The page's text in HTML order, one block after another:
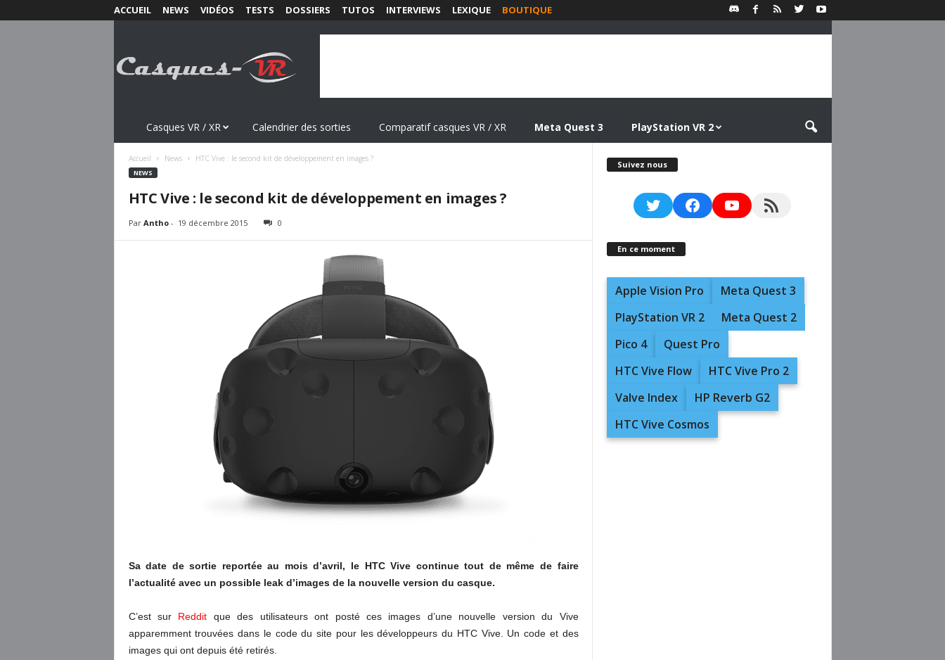
ACCUEIL NEWS VIDÉOS TESTS DOSSIERS TUTOS INTERVIEWS LEXIQUE BOUTIQUE
s
Casques VR / XR Calendrier des sorties Comparatif casques VR / XR Meta Quest 3 PlayStation VR 2
Accueil News HTC Vive : le second kit de développement en images ?
NEWS
HTC Vive : le second kit de développement en images ?
Par Antho- 19 décembre 2015 0
Sa date de sortie reportée au mois d’avril, le HTC Vive continue tout de même de faire
l’actualité avec un possible leak d’images de la nouvelle version du casque.
C’est sur Reddit que des utilisateurs ont posté ces images d’une nouvelle version du Vive
apparemment trouvées dans le code du site pour les développeurs du HTC Vive. Un code et des
images qui ont depuis été retirés.
Suivez nous
TwitterFacebookYouTubeRSS Feed
En ce moment
Apple Vision Pro
Meta Quest 3
PlayStation VR 2
Meta Quest 2
Pico 4
Quest Pro
HTC Vive Flow
HTC Vive Pro 2
Valve Index
HP Reverb G2
HTC Vive Cosmos